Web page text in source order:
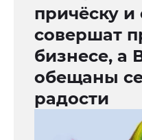
причёску и
совершат
бизнесе, а
обещаны
радости